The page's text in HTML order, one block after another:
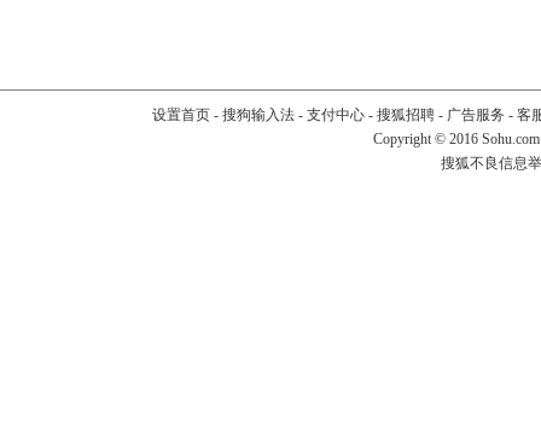
设置首页- 搜狗输入法- 支付中心- 搜狐招聘- 广告服务 - 客
Copyright © 2016
搜狐不良信息